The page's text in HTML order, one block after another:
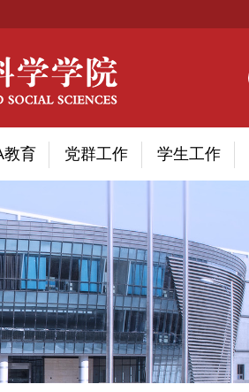
教育 党群工作 学生工作